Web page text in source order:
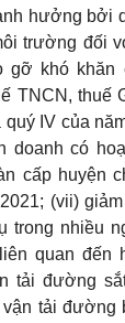
hưởng bởi
trường đối
gỡ khó khăn
TNCN, thuế
quý IV của
doanh có
cấp huyện
(vii)
trong nhiều
quan đến
tải đường
tải đường